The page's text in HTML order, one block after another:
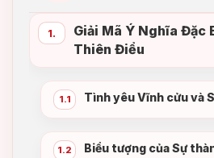
1.
Giải Mã Ý Nghĩa Đặc
Thiên Điểu
1.1 Tình yêu Vĩnh cửu và
1.2
Biểu tượng của Sự